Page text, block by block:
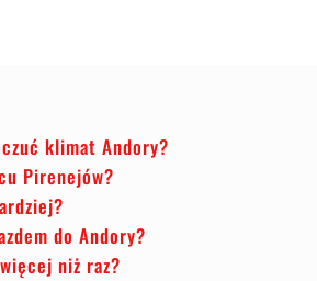
klimat Andory?
Pirenejów?
do Andory?
niż raz?